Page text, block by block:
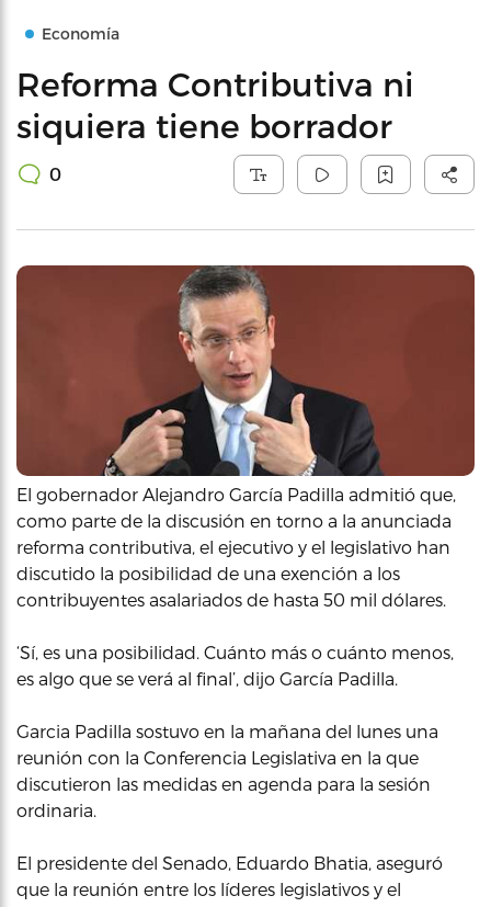
Economía
Reforma Contributiva ni
siquiera tiene borrador
0
El gobernador Alejandro García Padilla admitió que,
como parte de la discusión en torno a la anunciada
reforma contributiva, el ejecutivo y el legislativo han
discutido la posibilidad de una exención a los
contribuyentes asalariados de hasta 50 mil dólares.
‘Sí, es una posibilidad. Cuánto más o cuánto menos,
es algo que se verá al final’, dijo García Padilla.
Garcia Padilla sostuvo en la mañana del lunes una
reunión con la Conferencia Legislativa en la que
discutieron las medidas en agenda para la sesión
ordinaria.
El presidente del Senado, Eduardo Bhatia, aseguró
que la reunión entre los líderes legislativos y el